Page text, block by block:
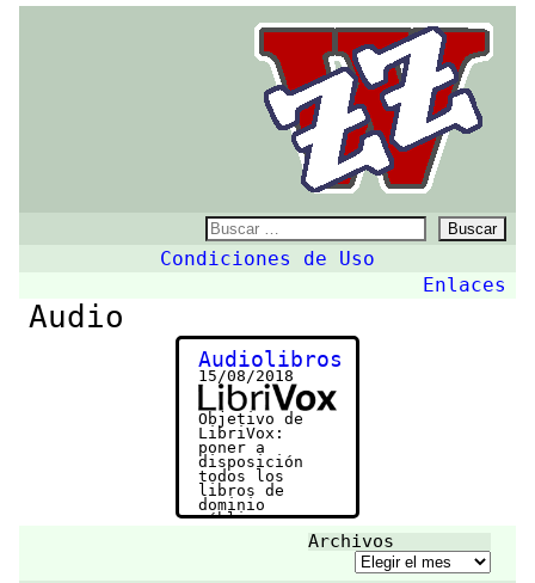
Buscar:
Condiciones de Uso
Enlaces
Audio
Audiolibros
15/08/2018
Objetivo de
LibriVox:
poner a
disposición
todos los
libros de
dominio
público,
narrados porArchivos
Archivos